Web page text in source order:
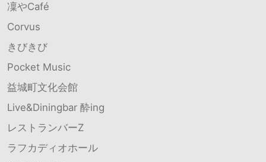
凜やCafé
Corvus
きびきび
Pocket Music
益城町文化会館
Live&Diningbar 酔ing
レストランバーZ
ラフカディオホール